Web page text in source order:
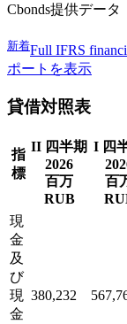
Cbonds提供データ
新着Full IFRS
ポートを表示
貸借対照表
指
標
II 四半期
2026
百万
RUB
I 四
百
現
金
及
び
現
金
380,232